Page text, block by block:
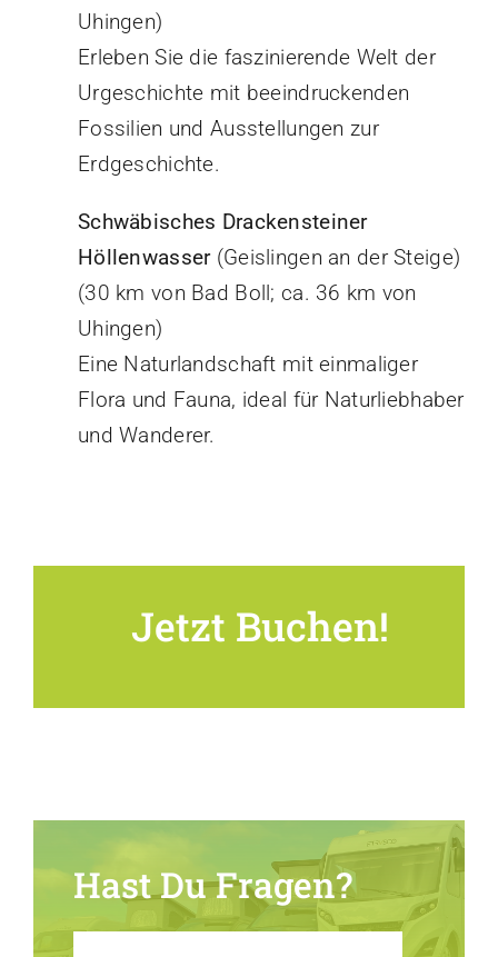
Uhingen)
Erleben Sie die faszinierende Welt der
Urgeschichte mit beeindruckenden
Fossilien und Ausstellungen zur
Erdgeschichte.
Schwäbisches Drackensteiner
Höllenwasser(Geislingen an der Steige)
(30 km von Bad Boll; ca. 36 km von
Uhingen)
Eine Naturlandschaft mit einmaliger
Flora und Fauna, ideal für Naturliebhaber
und Wanderer.
Jetzt Buchen!
Hast Du Fragen?